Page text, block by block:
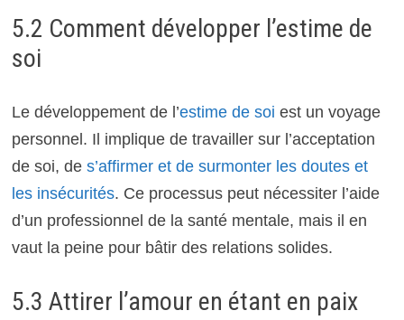
5.2 Comment développer l’estime de
soi
Le développement de l’estime de soi est un voyage
personnel. Il implique de travailler sur l’acceptation
de soi, de s’affirmer et de surmonter les doutes et
les insécurités. Ce processus peut nécessiter l’aide
d’un professionnel de la santé mentale, mais il en
vaut la peine pour bâtir des relations solides.
5.3 Attirer l’amour en étant en paix